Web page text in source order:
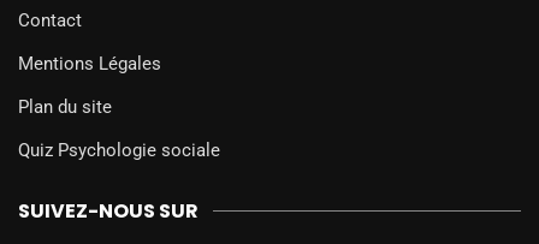
Contact
Mentions Légales
Plan du site
Quiz Psychologie sociale
SUIVEZ-NOUS SUR